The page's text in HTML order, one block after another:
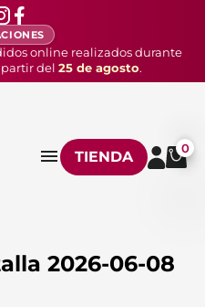
online realizados durante
partir del 25 de agosto.
TIENDA 0
2026-06-08